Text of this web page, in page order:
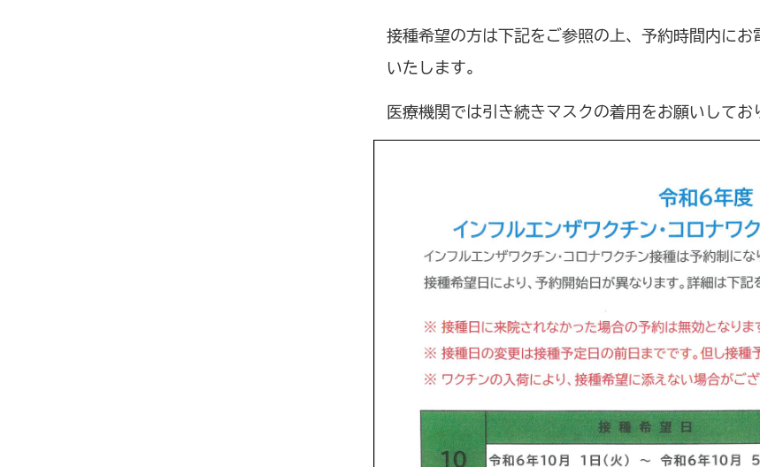
接種希望の方は下記をご参照の上、予約時間内に
いたします。
医療機関では引き続きマスクの着用をお願いしてお